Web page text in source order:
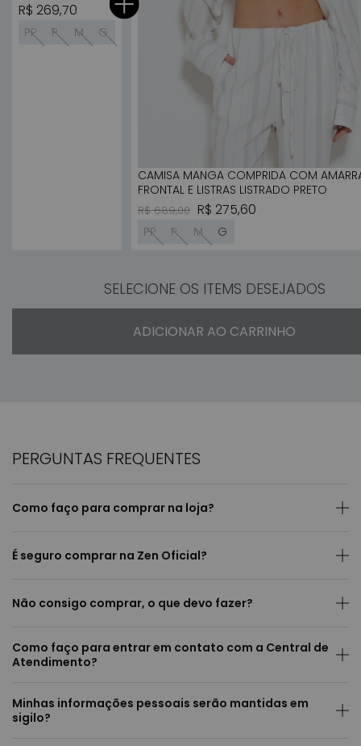
R$ 269,70
PP P M G
CAMISA MANGA COMPRIDA COM
FRONTAL E LISTRAS LISTRADO PRETO
Preço normal
R$ 689,00 Preço promocional
R$ 275,60
PP P M G
SELECIONE OS ITEMS DESEJADOS
ADICIONAR AO CARRINHO
PERGUNTAS FREQUENTES
Como faço para comprar na loja?
É seguro comprar na Zen Oficial?
Não consigo comprar, o que devo fazer?
Como faço para entrar em contato com a Central de
Atendimento?
Minhas informações pessoais serão mantidas em
sigilo?